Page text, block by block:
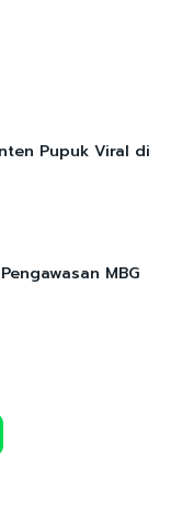
Pupuk Viral di
MBG